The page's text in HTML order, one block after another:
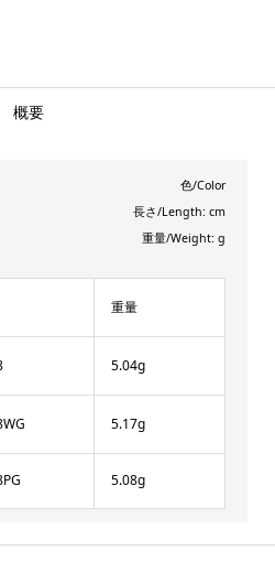
概要
色/Color
長さ/Length: cm
重量/Weight: g
重量
5.04g
5.17g
5.08g